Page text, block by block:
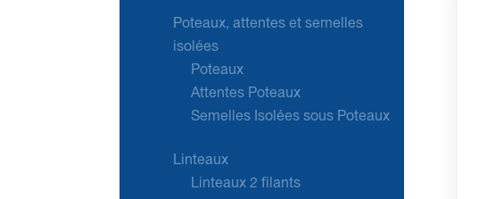
Poteaux, attentes et semelles
isolées
Poteaux
Attentes Poteaux
Semelles Isolées sous Poteaux
Linteaux
Linteaux 2 filants